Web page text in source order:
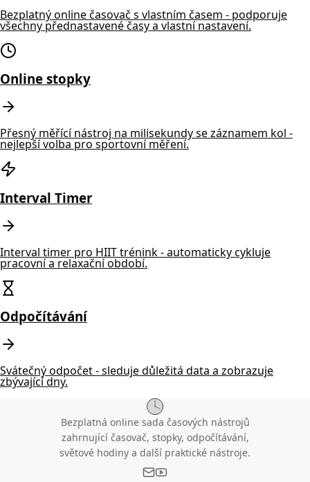
Bezplatný online časovač s vlastním časem - podporuje
všechny přednastavené časy a vlastní nastavení.
Online stopky
Přesný měřící nástroj na milisekundy se záznamem kol -
nejlepší volba pro sportovní měření.
Interval Timer
Interval timer pro HIIT trénink - automaticky cykluje
pracovní a relaxační období.
Odpočítávání
Svátečný odpočet - sleduje důležitá data a zobrazuje
zbývající dny.
Bezplatná online sada časových nástrojů
zahrnující časovač, stopky, odpočítávání,
světové hodiny a další praktické nástroje.